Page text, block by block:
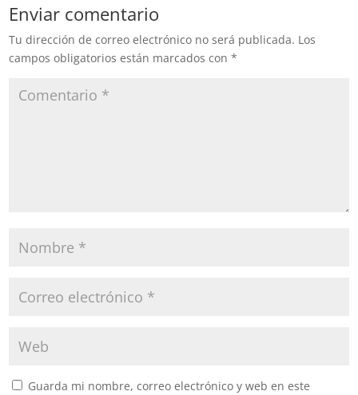
Enviar comentario
Tu dirección de correo electrónico no será publicada. Los
campos obligatorios están marcados con*
Guarda mi nombre, correo electrónico y web en este